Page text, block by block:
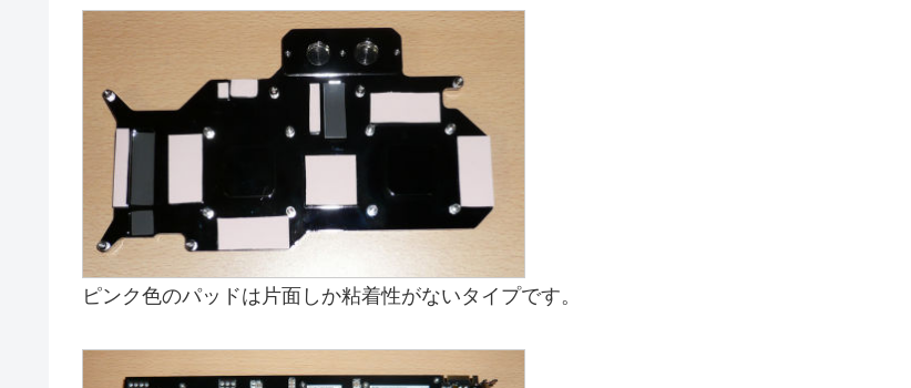
ピンク色のパッドは片面しか粘着性がないタイプです。